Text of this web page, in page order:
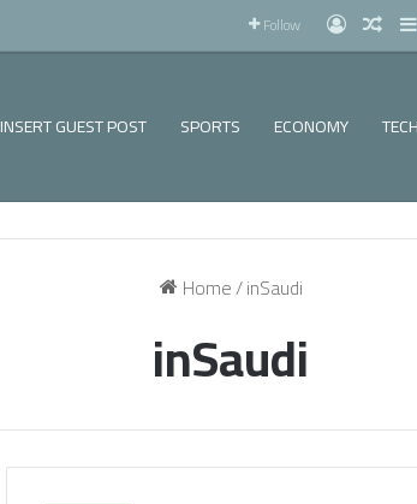
Follow Log In
INSERT GUEST POST SPORTS ECONOMY
Home/inSaudi
inSaudi